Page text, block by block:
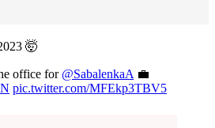
🤯
office for @SabalenkaA 💼
pic.twitter.com/MFEkp3TBV5